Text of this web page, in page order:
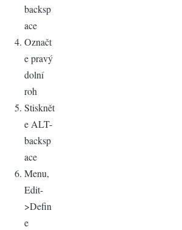
backsp
ace
Označt
e pravý
dolní
roh
Stisknět
e ALT-
backsp
ace
Menu,
Edit-
>Defin
e